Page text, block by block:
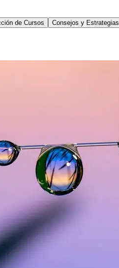
de Cursos Consejos y Estrategias